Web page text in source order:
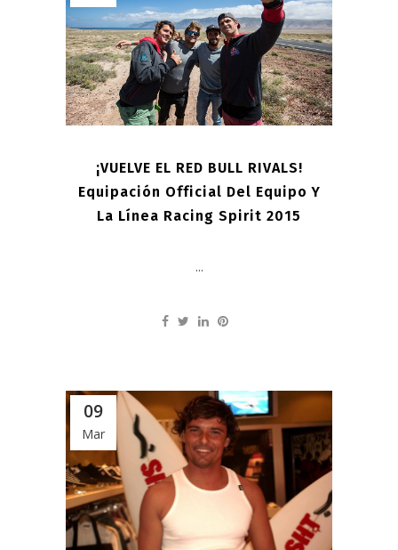
¡VUELVE EL RED BULL RIVALS!
Equipación Official Del Equipo Y
La Línea Racing Spirit 2015
...
09
Mar